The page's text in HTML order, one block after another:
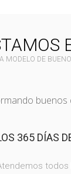
MODELO DE
buenos
365 DÍAS
todos